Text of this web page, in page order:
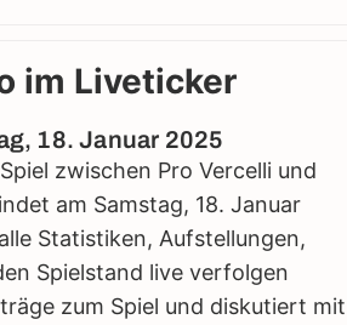
im Liveticker
18. Januar 2025
zwischen Pro Vercelli und
am Samstag, 18. Januar
Statistiken, Aufstellungen,
Spielstand live verfolgen
zum Spiel und diskutiert mit